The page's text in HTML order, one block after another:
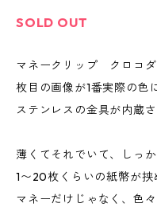
SOLD OUT
マネークリップ クロコ
枚目の画像が1番実際の色
ステンレスの金具が内蔵
薄くてそれでいて、しっ
1〜20枚くらいの紙幣が挟
マネーだけじゃなく、色